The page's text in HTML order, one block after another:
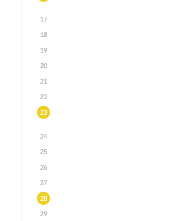
17
18
19
20
21
22
23
24
25
26
27
28
29